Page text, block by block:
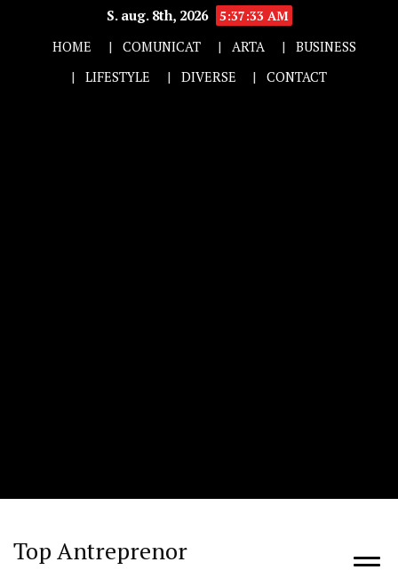
S. aug. 8th, 2026
5:37:33 AM
HOME
COMUNICAT ARTA
BUSINESS
LIFESTYLE
DIVERSE CONTACT
Top Antreprenor